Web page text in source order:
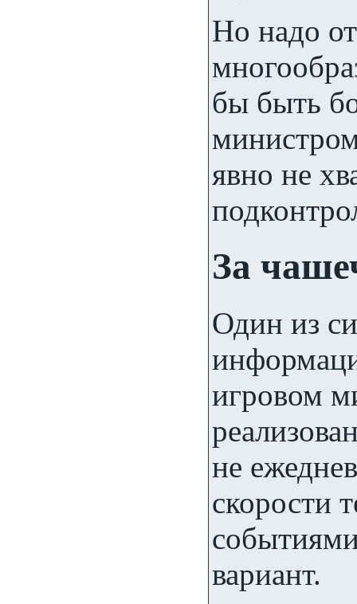
Но надо
бы быть
явно не
За
Один из
игровом
не
скорости
вариант.